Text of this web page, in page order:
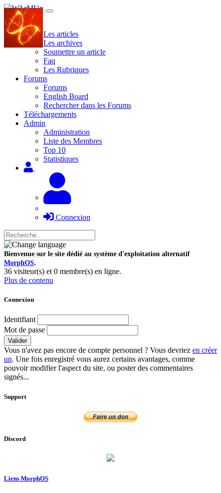
Site
Les articles
Les archives
Soumettre un article
Faq
Les Rubriques
Forums
Forums
English Board
Rechercher dans les Forums
Téléchargements
Admin
Administration
Liste des Membres
Top 10
Statistiques
Connexion
Bienvenue sur le site dédié au système d'exploitation alternatif
MorphOS.
36 visiteur(s) et 0 membre(s) en ligne.
Plus de contenu
Connexion
Identifiant
Mot de passe
Valider
Vous n'avez pas encore de compte personnel ? Vous devriez en créer
un. Une fois enregistré vous aurez certains avantages, comme
pouvoir modifier l'aspect du site, ou poster des commentaires
signés...
Support
Discord
Liens MorphOS